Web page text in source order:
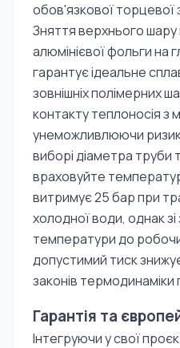
обов'язкової
Зняття верхнього шару
алюмінієвої фольги на
гарантує ідеальне
зовнішніх полімерних
контакту теплоносія з
унеможливлюючи ризик
виборі діаметра труби
враховуйте
витримує 25 бар при
холодної води, однак
температури до
допустимий тиск
законів термодинаміки
Гарантія та
Інтегруючи у свої